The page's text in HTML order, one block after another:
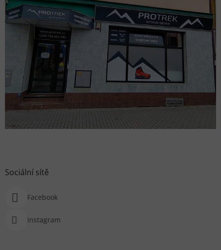
Sociální sítě
Facebook
Instagram